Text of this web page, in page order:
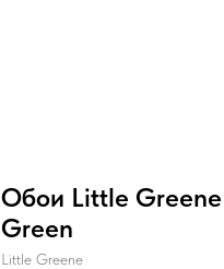
Обои Little Greene
Green
Little Greene